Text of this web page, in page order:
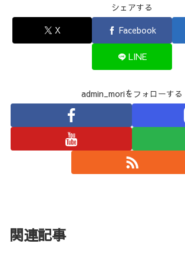
シェアする
X
Facebook
LINE
admin_moriをフォローする
関連記事